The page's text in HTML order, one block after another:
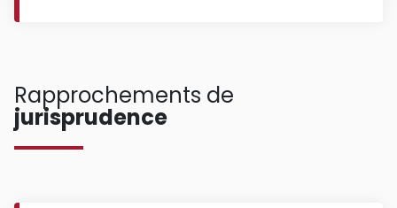
Rapprochements de
jurisprudence